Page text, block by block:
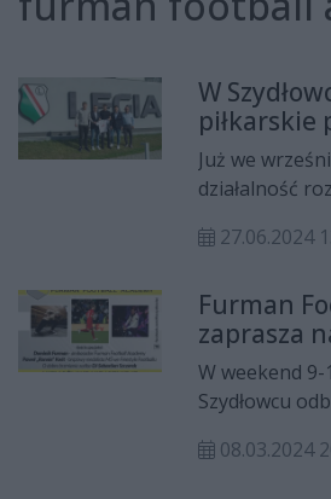
W
piłkarskie
Legii
Już we
działalność
podpisanej
27.06.2024
Furman
zaprasza
turniej
W weekend
Szydłowcu
08.03.2024